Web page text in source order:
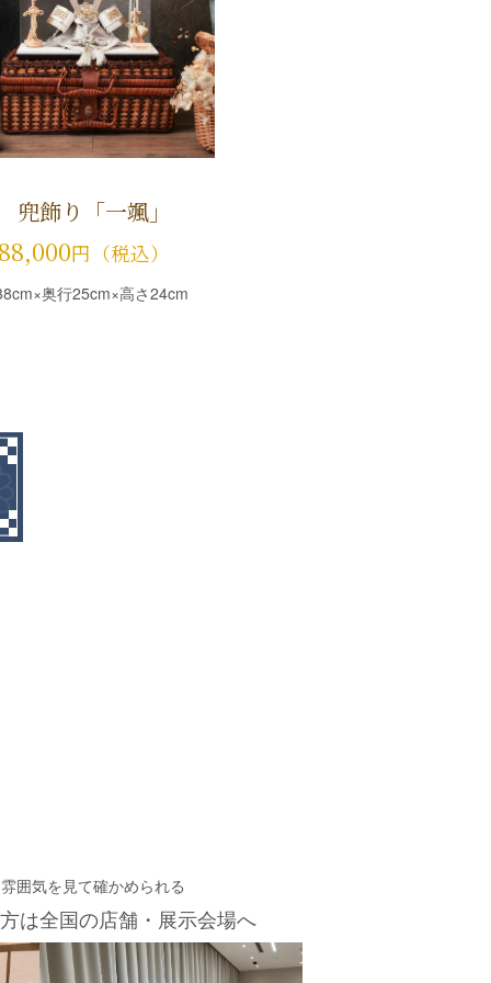
り「一颯」
円（税込）
奥行25cm×高さ24cm
囲気を見て確かめられる
は全国の店舗・展示会場へ